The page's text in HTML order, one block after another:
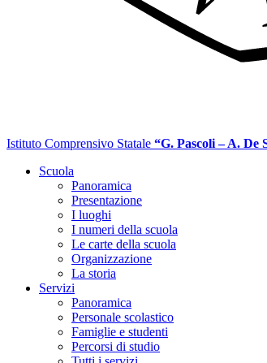
Istituto Comprensivo Statale “G. Pascoli – A. De
Scuola
Panoramica
Presentazione
I luoghi
I numeri della scuola
Le carte della scuola
Organizzazione
La storia
Servizi
Panoramica
Personale scolastico
Famiglie e studenti
Percorsi di studio